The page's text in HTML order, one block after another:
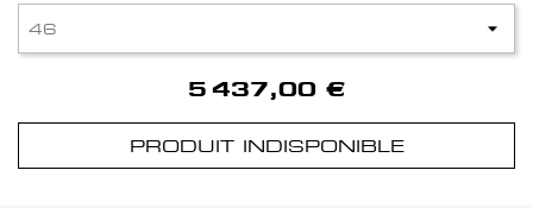
5 437,00 €
PRODUIT INDISPONIBLE